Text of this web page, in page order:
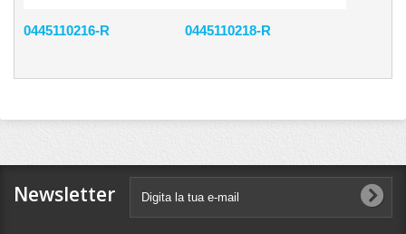
0445110216-R 0445110218-R
Newsletter